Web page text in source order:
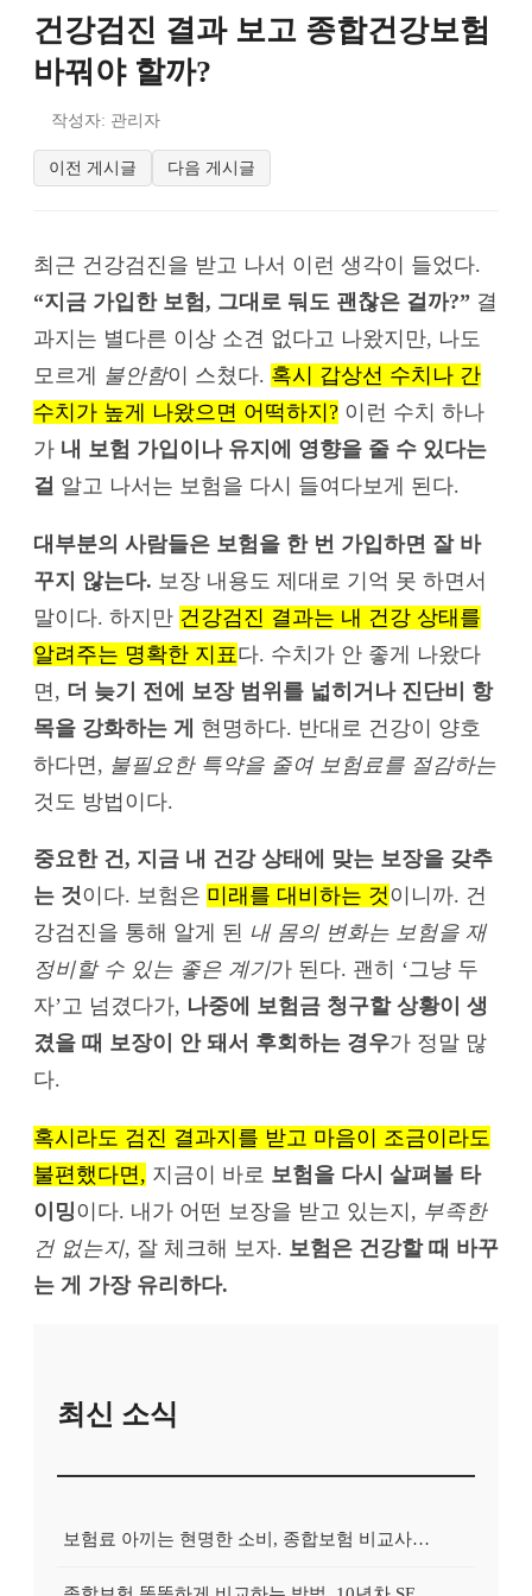
건강검진 결과 보고 종합건강보험
바꿔야 할까?
작성자: 관리자
이전 게시글 다음 게시글
최근 건강검진을 받고 나서 이런 생각이 들었다.
“지금 가입한 보험, 그대로 둬도 괜찮은 걸까?” 결
과지는 별다른 이상 소견 없다고 나왔지만, 나도
모르게 불안함이 스쳤다. 혹시 갑상선 수치나 간
수치가 높게 나왔으면 어떡하지? 이런 수치 하나
가 내 보험 가입이나 유지에 영향을 줄 수 있다는
걸 알고 나서는 보험을 다시 들여다보게 된다.
대부분의 사람들은 보험을 한 번 가입하면 잘 바
꾸지 않는다. 보장 내용도 제대로 기억 못 하면서
말이다. 하지만 건강검진 결과는 내 건강 상태를
알려주는 명확한 지표다. 수치가 안 좋게 나왔다
면, 더 늦기 전에 보장 범위를 넓히거나 진단비 항
목을 강화하는 게 현명하다. 반대로 건강이 양호
하다면, 불필요한 특약을 줄여 보험료를 절감하는
것도 방법이다.
중요한 건, 지금 내 건강 상태에 맞는 보장을 갖추
는 것이다. 보험은 미래를 대비하는 것이니까. 건
강검진을 통해 알게 된 내 몸의 변화는 보험을 재
정비할 수 있는 좋은 계기가 된다. 괜히 ‘그냥 두
자’고 넘겼다가, 나중에 보험금 청구할 상황이 생
겼을 때 보장이 안 돼서 후회하는 경우가 정말 많
다.
혹시라도 검진 결과지를 받고 마음이 조금이라도
불편했다면, 지금이 바로 보험을 다시 살펴볼 타
이밍이다. 내가 어떤 보장을 받고 있는지, 부족한
건 없는지, 잘 체크해 보자. 보험은 건강할 때 바꾸
는 게 가장 유리하다.
최신 소식
보험료 아끼는 현명한 소비, 종합보험 비교사이트 활용법 완벽 분석!